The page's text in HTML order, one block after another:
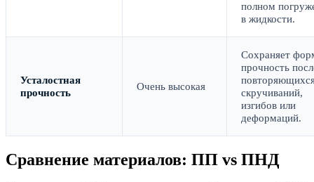
полном
в жидкости.
Усталостная
прочность
Очень высокая
Сохраняет
прочность
скручиваний,
изгибов или
деформаций.
Сравнение материалов: ПП vs ПНД